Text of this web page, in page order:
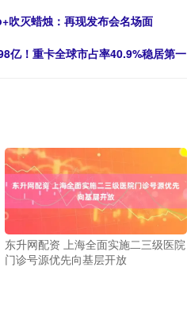
吹灭蜡烛：再现发布会名场面
亿！重卡全球市占率40.9%稳居第一
东升网配资 上海全面实施二三级医院
门诊号源优先向基层开放